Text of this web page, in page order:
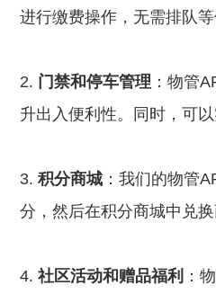
进行缴费操作，无需排队
2. 门禁和停车管理 ：物管
升出入便利性。同时，可
3. 积分商城 ：我们的物管
分，然后在积分商城中兑
4. 社区活动和赠品福利 ：